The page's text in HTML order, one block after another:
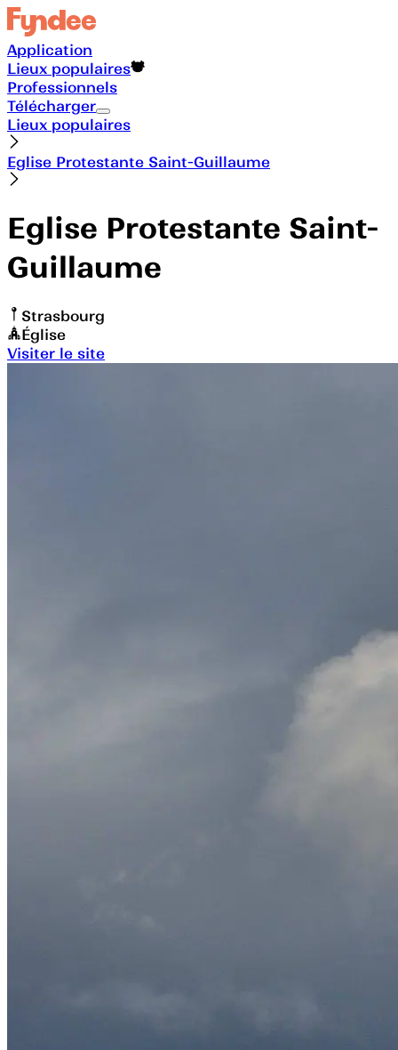
Application
Lieux populaires
Professionnels
Télécharger
Lieux populaires
Eglise Protestante Saint-Guillaume
Eglise Protestante Saint-
Guillaume
Strasbourg
Église
Visiter le site